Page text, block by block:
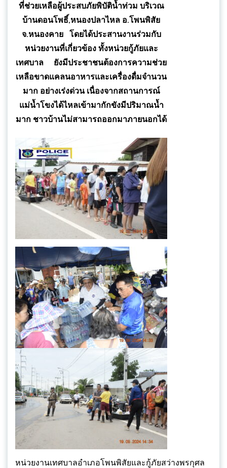
ที่ช่วยเหลือผู้ประสบภัยพิบัติน้ำท่วม บริเวณ
บ้านดอนโพธิ์,หนองปลาไหล อ.โพนพิสัย
จ.หนองคาย โดยได้ประสานงานร่วมกับ
หน่วยงานที่เกี่ยวข้อง ทั้งหน่วยกู้ภัยและ
เทศบาล ยังมีประชาชนต้องการความช่วย
เหลือขาดแคลนอาหารและเครื่องดื่มจำนวน
มาก อย่างเร่งด่วน เนื่องจากสถานการณ์
แม่น้ำโขงได้ไหลเข้ามากักขังมีปริมาณน้ำ
มาก ชาวบ้านไม่สามารถออกมาภายนอกได้
หน่วยงานเทศบาลอำเภอโพนพิสัยและกู้ภัยสว่างพรกุศล